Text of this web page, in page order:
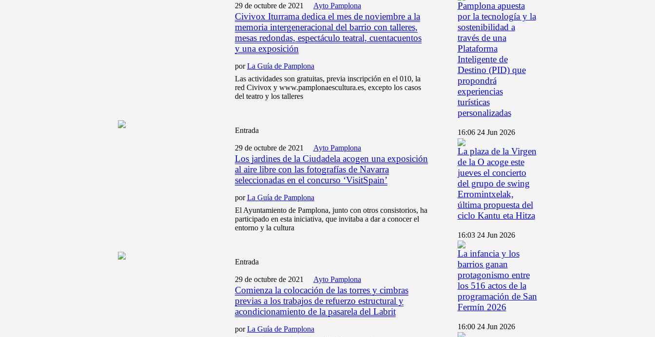
29 de octubre de 2021 Ayto Pamplona
Civivox Iturrama dedica el mes de noviembre a la
memoria intergeneracional del barrio con talleres,
mesas redondas, espectáculo teatral, cuentacuentos
y una exposición
porLa Guía de Pamplona
Las actividades son gratuitas, previa inscripción en el 010, la
red Civivox y www.pamplonaescultura.es, excepto los casos
del teatro y los talleres
Entrada
29 de octubre de 2021 Ayto Pamplona
Los jardines de la Ciudadela acogen una exposición
al aire libre con las fotografías de Navarra
seleccionadas en el concurso ‘VisitSpain’
porLa Guía de Pamplona
El Ayuntamiento de Pamplona, junto con otros consistorios, ha
participado en esta iniciativa, que invitaba a dar a conocer el
entorno y la cultura
Entrada
29 de octubre de 2021 Ayto Pamplona
Comienza la colocación de las torres y cimbras
previas a los trabajos de refuerzo estructural y
acondicionamiento de la pasarela del Labrit
porLa Guía de Pamplona
Pamplona apuesta
por la tecnología y la
sostenibilidad a
través de una
Plataforma
Inteligente de
Destino (PID) que
propondrá
experiencias
turísticas
personalizadas
16:06 24 Jun 2026
La plaza de la Virgen
de la O acoge este
jueves el concierto
del grupo de swing
Erromintxelak,
última propuesta del
ciclo Kantu eta Hitza
16:03 24 Jun 2026
La infancia y los
barrios ganan
protagonismo entre
los 516 actos de la
programación de San
Fermín 2026
16:00 24 Jun 2026